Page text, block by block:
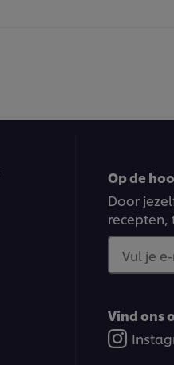
Op de
Door
recepten,
Vul je
Vind ons